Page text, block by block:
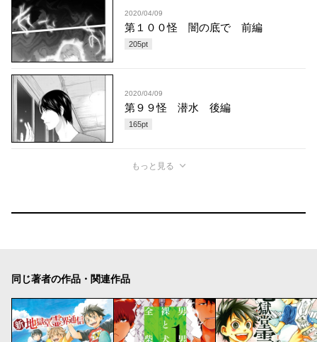
2020/04/09
第１００怪 闇の底で 前編
205pt
2020/04/09
第９９怪 潜水 後編
165pt
もっと見る
同じ著者の作品・関連作品